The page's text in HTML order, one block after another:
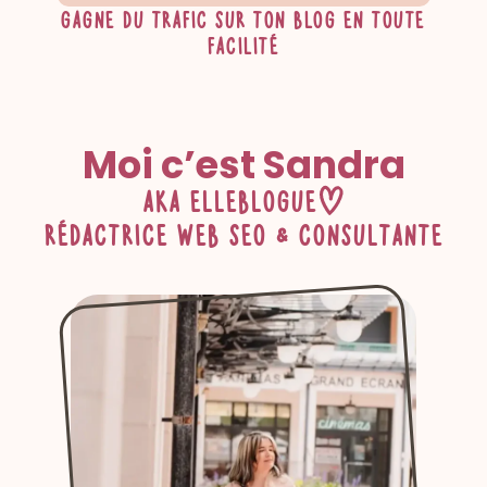
Gagne du trafic sur ton blog en toute
facilité
Moi c’est Sandra
aka ElleBlogue
Rédactrice web SEO & Consultante